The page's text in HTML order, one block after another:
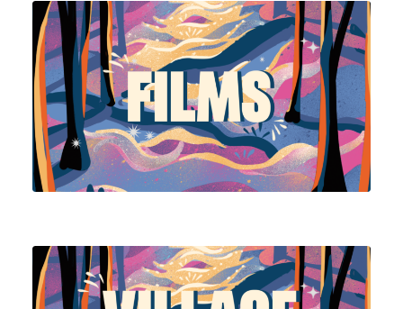
Voir la programmation